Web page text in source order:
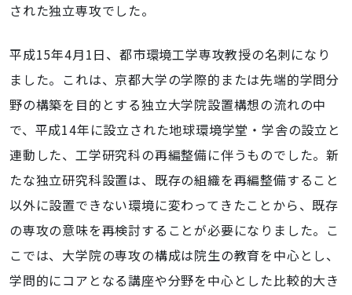
された独立専攻でした。
平成15年4月1日、都市環境工学専攻教授の名刺になり
ました。これは、京都大学の学際的または先端的学問分
野の構築を目的とする独立大学院設置構想の流れの中
で、平成14年に設立された地球環境学堂・学舎の設立と
連動した、工学研究科の再編整備に伴うものでした。新
たな独立研究科設置は、既存の組織を再編整備すること
以外に設置できない環境に変わってきたことから、既存
の専攻の意味を再検討することが必要になりました。こ
こでは、大学院の専攻の構成は院生の教育を中心とし、
学問的にコアとなる講座や分野を中心とした比較的大き